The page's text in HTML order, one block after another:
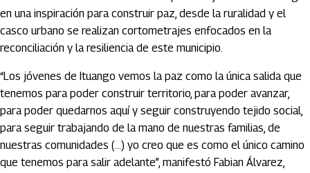
en una inspiración para construir paz, desde la ruralidad y el
casco urbano se realizan cortometrajes enfocados en la
reconciliación y la resiliencia de este municipio.
“Los jóvenes de Ituango vemos la paz como la única salida que
tenemos para poder construir territorio, para poder avanzar,
para poder quedarnos aquí y seguir construyendo tejido social,
para seguir trabajando de la mano de nuestras familias, de
nuestras comunidades (…) yo creo que es como el único camino
que tenemos para salir adelante”, manifestó Fabian Álvarez,